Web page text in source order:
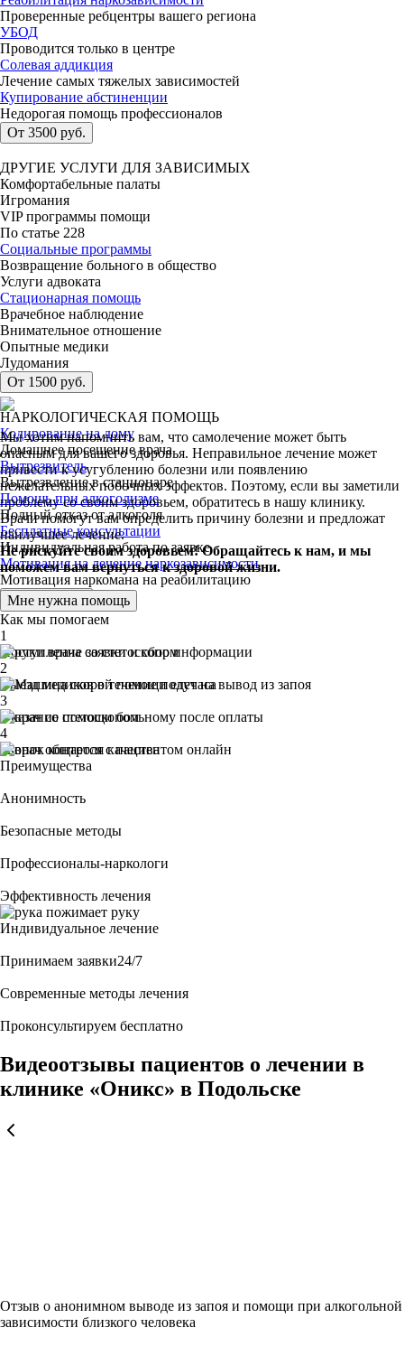
Проверенные ребцентры вашего региона
УБОД
Проводится только в центре
Солевая аддикция
Лечение самых тяжелых зависимостей
Купирование абстиненции
Недорогая помощь профессионалов
От 3500 руб.
ДРУГИЕ УСЛУГИ ДЛЯ ЗАВИСИМЫХ
Комфортабельные палаты
Игромания
VIP программы помощи
По статье 228
Социальные программы
Возвращение больного в общество
Услуги адвоката
Стационарная помощь
Врачебное наблюдение
Внимательное отношение
Опытные медики
Лудомания
От 1500 руб.
НАРКОЛОГИЧЕСКАЯ ПОМОЩЬ
Кодирование на дому
Домашнее посещение врача
Вытрезвитель
Вытрезвление в стационаре
Помощь при алкоголизме
Полный отказ от алкоголя
Бесплатные консультации
Индивидуальная работа по заявке
Мотивация на лечение наркозависимости
Мотивация наркомана на реабилитацию
От 2500 руб.
Мы хотим напомнить вам, что самолечение может быть
опасным для вашего здоровья. Неправильное лечение может
привести к усугублению болезни или появлению
нежелательных побочных эффектов. Поэтому, если вы заметили
проблему со своим здоровьем, обратитесь в нашу клинику.
Врачи помогут вам определить причину болезни и предложат
наилучшее лечение.
Не рискуйте своим здоровьем! Обращайтесь к нам, и мы
поможем вам вернуться к здоровой жизни.
Мне нужна помощь
Как мы помогаем
1
Поступление заявки и сбор информации
2
Выезд медиков в течение получаса
3
Оказание помощи больному после оплаты
4
Звонок контроля качества
Преимущества
Анонимность
Безопасные методы
Профессионалы-наркологи
Эффективность лечения
Индивидуальное лечение
Принимаем заявки24/7
Современные методы лечения
Проконсультируем бесплатно
Видеоотзывы пациентов о лечении в
клинике «Оникс» в Подольске
Отзыв о анонимном выводе из запоя и помощи при алкогольной
зависимости близкого человека